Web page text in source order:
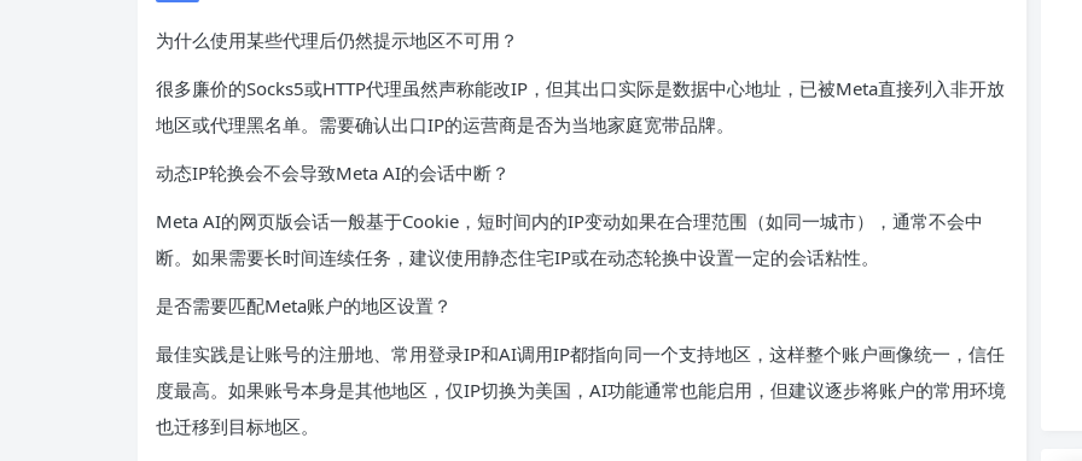
为什么使用某些代理后仍然提示地区不可用？
很多廉价的Socks5或HTTP代理虽然声称能改IP，但其出口实际是数据中心地址，已被Meta直接列入非开放
地区或代理黑名单。需要确认出口IP的运营商是否为当地家庭宽带品牌。
动态IP轮换会不会导致Meta AI的会话中断？
Meta AI的网页版会话一般基于Cookie，短时间内的IP变动如果在合理范围（如同一城市），通常不会中
断。如果需要长时间连续任务，建议使用静态住宅IP或在动态轮换中设置一定的会话粘性。
是否需要匹配Meta账户的地区设置？
最佳实践是让账号的注册地、常用登录IP和AI调用IP都指向同一个支持地区，这样整个账户画像统一，信任
度最高。如果账号本身是其他地区，仅IP切换为美国，AI功能通常也能启用，但建议逐步将账户的常用环境
也迁移到目标地区。